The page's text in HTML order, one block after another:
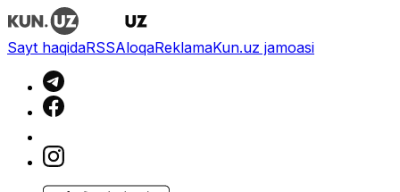
Sayt haqidaRSSAloqaReklamaKun.uz jamoasi